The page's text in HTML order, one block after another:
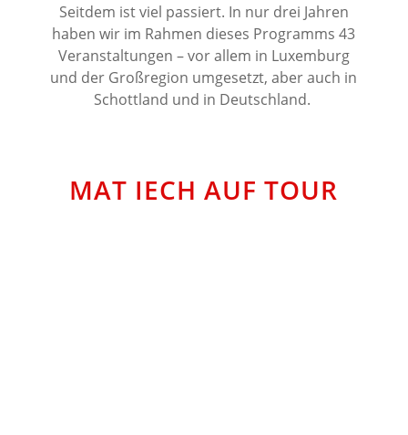
Seitdem ist viel passiert. In nur drei Jahren
haben wir im Rahmen dieses Programms 43
Veranstaltungen – vor allem in Luxemburg
und der Großregion umgesetzt, aber auch in
Schottland und in Deutschland.
MAT IECH AUF TOUR